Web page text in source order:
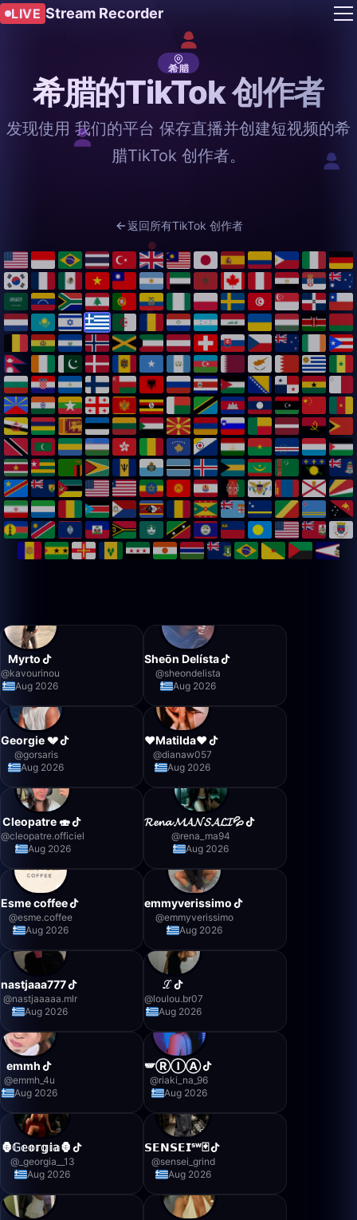
LIVE Stream Recorder
希腊
希腊的TikTok 创作者
发现使用 我们的平台 保存直播并创建短视频的希
腊TikTok 创作者。
返回所有TikTok 创作者
Myrto
@kavourinou
Aug 2026
Sheōn Delísta
@sheondelista
Aug 2026
Georgie 💔
@gorsaris
Aug 2026
❤️Matilda❤️
@dianaw057
Aug 2026
Cleopatre 🍣
@cleopatre.officiel
Aug 2026
𝓡𝓮𝓷𝓪 𝓜𝓐𝓝𝓢𝓐𝓛𝓘💦
@rena_ma94
Aug 2026
Esme coffee
@esme.coffee
Aug 2026
emmyverissimo
@emmyverissimo
Aug 2026
nastjaaa777
@nastjaaaaa.mlr
Aug 2026
ℒ
@loulou.br07
Aug 2026
emmh
@emmh_4u
Aug 2026
🪽ⓇⒾⒶ
@riaki_na_96
Aug 2026
🦍𝔾𝕖𝕠𝕣𝕘𝕚𝕒🦍
@_georgia__13
Aug 2026
𝗦𝗘𝗡𝗦𝗘𝗜ˢʷ🃏
@sensei_grind
Aug 2026